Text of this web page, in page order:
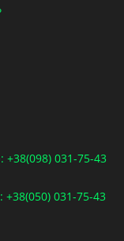
+38(098) 031-75-43
031-75-43